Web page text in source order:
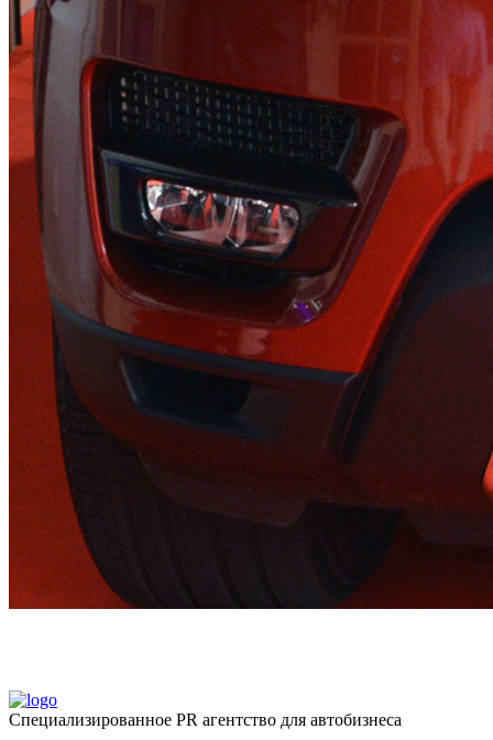
Специализированное PR агентство для автобизнеса